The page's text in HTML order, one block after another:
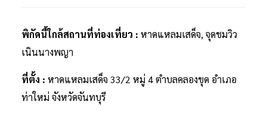
พิกัดนี้ใกล้สถานที่ท่องเที่ยว : หาดแหลมเสด็จ, จุดชมวิว
เนินนางพญา
ที่ตั้ง : หาดแหลมเสด็จ 33/2 หมู่ 4 ตำบลคลองขุด อำเภอ
ท่าใหม่ จังหวัดจันทบุรี